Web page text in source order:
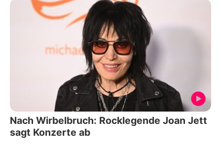
Nach Wirbelbruch: Rocklegende Joan Jett
sagt Konzerte ab